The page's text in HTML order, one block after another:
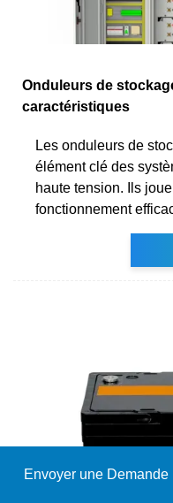
Onduleurs de
caractéristiques
Les onduleurs de
élément clé des
haute tension. Ils
fonctionnement
Envoyer une Demande